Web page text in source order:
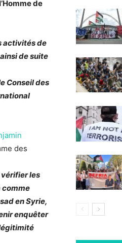
de
activités de
de suite
Conseil des
des
vérifier les
comme
en Syrie,
enquêter